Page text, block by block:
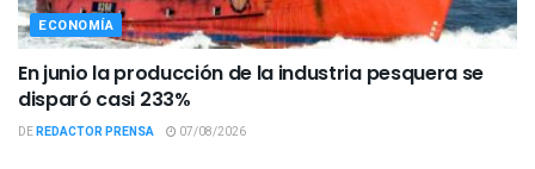
ECONOMÍA
En junio la producción de la industria pesquera se
disparó casi 233%
DEREDACTOR PRENSA 07/08/2026